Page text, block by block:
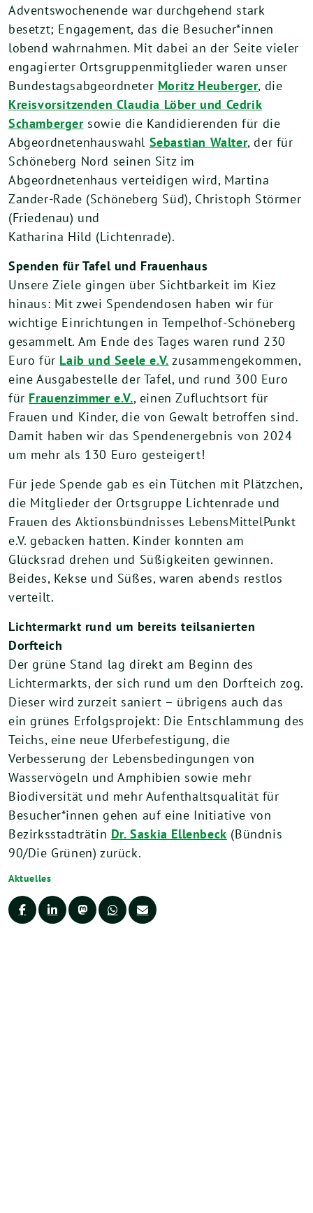
Adventswochenende war durchgehend stark
besetzt; Engagement, das die Besucher*innen
lobend wahrnahmen. Mit dabei an der Seite vieler
engagierter Ortsgruppenmitglieder waren unser
Bundestagsabgeordneter Moritz Heuberger, die
Kreisvorsitzenden Claudia Löber und Cedrik
Schambergersowie die Kandidierenden für die
Abgeordnetenhauswahl Sebastian Walter, der für
Schöneberg Nord seinen Sitz im
Abgeordnetenhaus verteidigen wird, Martina
Zander-Rade (Schöneberg Süd), Christoph Störmer
(Friedenau) und
Katharina Hild (Lichtenrade).
Spenden für Tafel und Frauenhaus
Unsere Ziele gingen über Sichtbarkeit im Kiez
hinaus: Mit zwei Spendendosen haben wir für
wichtige Einrichtungen in Tempelhof-Schöneberg
gesammelt. Am Ende des Tages waren rund 230
Euro für Laib und Seele e.V. zusammengekommen,
eine Ausgabestelle der Tafel, und rund 300 Euro
für Frauenzimmer e.V., einen Zufluchtsort für
Frauen und Kinder, die von Gewalt betroffen sind.
Damit haben wir das Spendenergebnis von 2024
um mehr als 130 Euro gesteigert!
Für jede Spende gab es ein Tütchen mit Plätzchen,
die Mitglieder der Ortsgruppe Lichtenrade und
Frauen des Aktionsbündnisses LebensMittelPunkt
e.V. gebacken hatten. Kinder konnten am
Glücksrad drehen und Süßigkeiten gewinnen.
Beides, Kekse und Süßes, waren abends restlos
verteilt.
Lichtermarkt rund um bereits teilsanierten
Dorfteich
Der grüne Stand lag direkt am Beginn des
Lichtermarkts, der sich rund um den Dorfteich zog.
Dieser wird zurzeit saniert – übrigens auch das
ein grünes Erfolgsprojekt: Die Entschlammung des
Teichs, eine neue Uferbefestigung, die
Verbesserung der Lebensbedingungen von
Wasservögeln und Amphibien sowie mehr
Biodiversität und mehr Aufenthaltsqualität für
Besucher*innen gehen auf eine Initiative von
Bezirksstadträtin Dr. Saskia Ellenbeck (Bündnis
90/Die Grünen) zurück.
Aktuelles